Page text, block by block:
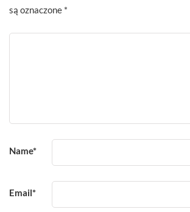
są oznaczone *
Name*
Email*